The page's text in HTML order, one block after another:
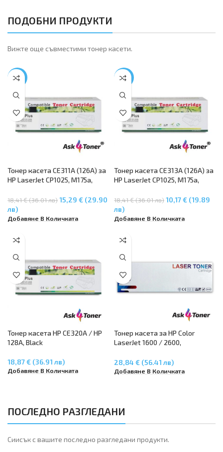
ПОДОБНИ ПРОДУКТИ
Вижте още съвместими тонер касети.
-17%
Тонер касета CE311A (126A) за
HP LaserJet CP1025, M175a,
18,41 € (36.01 лв)15,29 € (29.90
лв)
Добавяне В Количката
-45%
Тонер касета CE313A (126A) за
HP LaserJet CP1025, M175a,
18,41 € (36.01 лв)10,17 € (19.89
лв)
Добавяне В Количката
Тонер касета HP CE320A / HP
128A, Black
18,87 € (36.91 лв)
Добавяне В Количката
Тонер касета за HP Color
LaserJet 1600 / 2600,
28,84 € (56.41 лв)
Добавяне В Количката
ПОСЛЕДНО РАЗГЛЕДАНИ
Сиисък с вашите последно разгледани продукти.